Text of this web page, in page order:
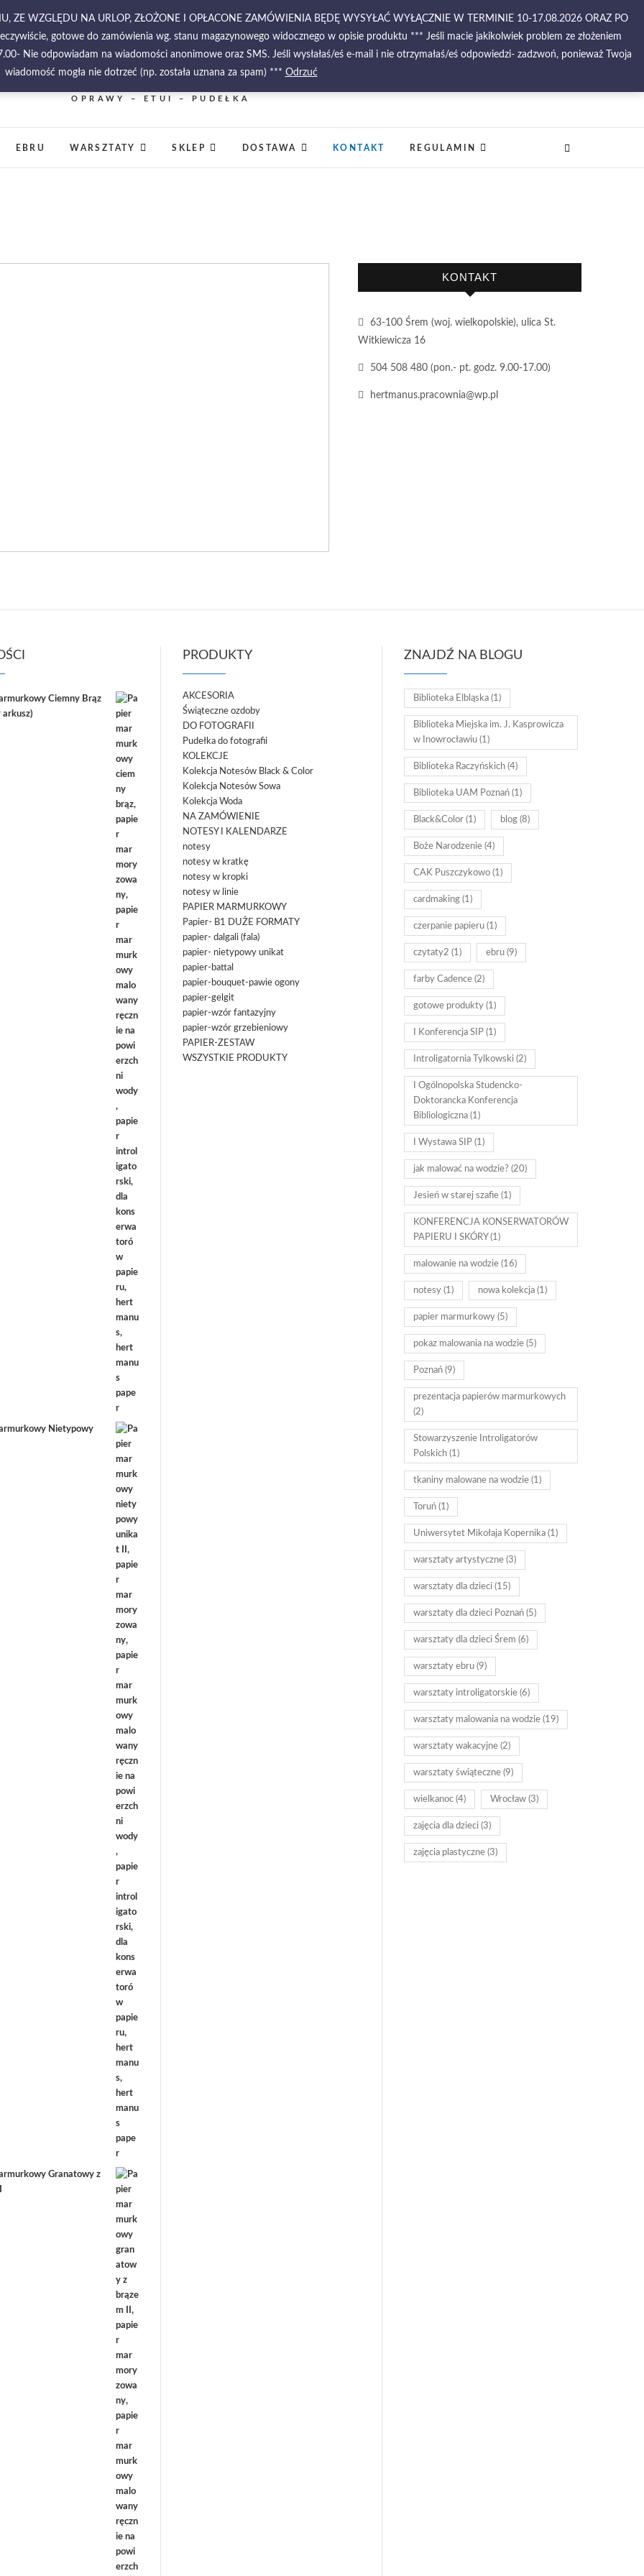
ZE WZGLĘDU NA URLOP, ZŁOŻONE I OPŁACONE ZAMÓWIENIA BĘDĘ WYSYŁAĆ WYŁĄCZNIE W TERMINIE 10-17.08.2026 ORAZ PO
gotowe do zamówienia wg. stanu magazynowego widocznego w opisie produktu *** Jeśli macie jakikolwiek problem ze złożeniem
Nie odpowiadam na wiadomości anonimowe oraz SMS. Jeśli wysłałaś/eś e-mail i nie otrzymałaś/eś odpowiedzi- zadzwoń, ponieważ Twoja
wiadomość mogła nie dotrzeć (np. została uznana za spam) *** Odrzuć
PIĘKNO MALOWANE NA WODZIE – PAPIERY
OPRAWY – ETUI – PUDEŁKA
EBRU WARSZTATY SKLEP DOSTAWA KONTAKT REGULAMIN
KONTAKT
63-100 Śrem (woj. wielkopolskie), ulica St.
Witkiewicza 16
504 508 480 (pon.- pt. godz. 9.00-17.00)
hertmanus.pracownia@wp.pl
Ciemny Brąz
arkusz)
Nietypowy
Granatowy z
PRODUKTY
AKCESORIA
Świąteczne ozdoby
DO FOTOGRAFII
Pudełka do fotografii
KOLEKCJE
Kolekcja Notesów Black & Color
Kolekcja Notesów Sowa
Kolekcja Woda
NA ZAMÓWIENIE
NOTESY I KALENDARZE
notesy
notesy w kratkę
notesy w kropki
notesy w linie
PAPIER MARMURKOWY
Papier- B1 DUŻE FORMATY
papier- dalgali (fala)
papier- nietypowy unikat
papier-battal
papier-bouquet-pawie ogony
papier-gelgit
papier-wzór fantazyjny
papier-wzór grzebieniowy
PAPIER-ZESTAW
WSZYSTKIE PRODUKTY
ZNAJDŹ NA BLOGU
Biblioteka Elbląska(1)
Biblioteka Miejska im. J. Kasprowicza
w Inowrocławiu(1)
Biblioteka Raczyńskich(4)
Biblioteka UAM Poznań(1)
Black&Color(1) blog(8)
Boże Narodzenie(4)
CAK Puszczykowo(1)
cardmaking(1)
czerpanie papieru(1)
czytaty2 (1) ebru(9)
farby Cadence(2)
gotowe produkty(1)
I Konferencja SIP(1)
Introligatornia Tylkowski (2)
I Ogólnopolska Studencko-
Doktorancka Konferencja
Bibliologiczna(1)
I Wystawa SIP(1)
jak malować na wodzie?(20)
Jesień w starej szafie(1)
KONFERENCJA KONSERWATORÓW
PAPIERU I SKÓRY(1)
malowanie na wodzie(16)
notesy(1) nowa kolekcja(1)
papier marmurkowy(5)
pokaz malowania na wodzie(5)
Poznań(9)
prezentacja papierów marmurkowych
(2)
Stowarzyszenie Introligatorów
Polskich(1)
tkaniny malowane na wodzie(1)
Toruń(1)
Uniwersytet Mikołaja Kopernika(1)
warsztaty artystyczne(3)
warsztaty dla dzieci (15)
warsztaty dla dzieci Poznań(5)
warsztaty dla dzieci Śrem (6)
warsztaty ebru(9)
warsztaty introligatorskie(6)
warsztaty malowania na wodzie(19)
warsztaty wakacyjne(2)
warsztaty świąteczne(9)
wielkanoc(4) Wrocław(3)
zajęcia dla dzieci (3)
zajęcia plastyczne(3)